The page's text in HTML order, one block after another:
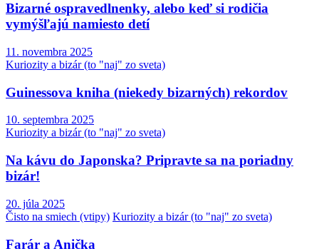
Bizarné ospravedlnenky, alebo keď si rodičia
vymýšľajú namiesto detí
11. novembra 2025
Kuriozity a bizár (to "naj" zo sveta)
Guinessova kniha (niekedy bizarných) rekordov
10. septembra 2025
Kuriozity a bizár (to "naj" zo sveta)
Na kávu do Japonska? Pripravte sa na poriadny
bizár!
20. júla 2025
Čisto na smiech (vtipy) Kuriozity a bizár (to "naj" zo sveta)
Farár a Anička